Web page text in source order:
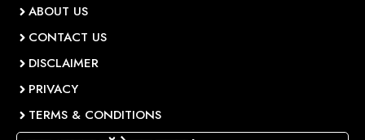
ABOUT US
CONTACT US
DISCLAIMER
PRIVACY
TERMS & CONDITIONS